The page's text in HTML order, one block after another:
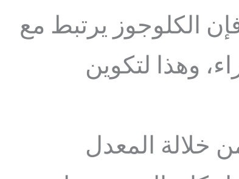
الكلوجوز يرتبط مع
وهذا لتكوين
خلالة المعدل